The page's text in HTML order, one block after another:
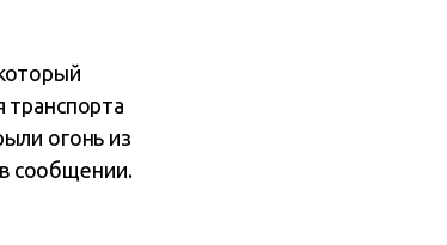
огонь из
в сообщении.